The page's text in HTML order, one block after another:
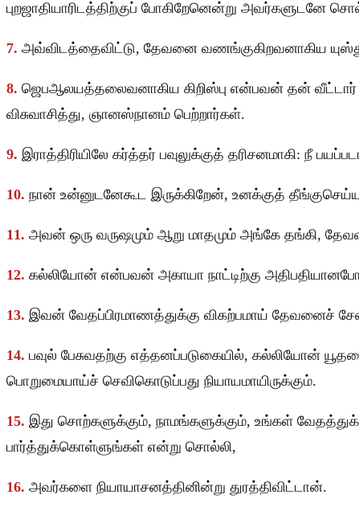
புறஜாதியாரிடத்திற்குப் போகிறேனென்று அவர்களுடனே
7. அவ்விடத்தைவிட்டு, தேவனை வணங்குகிறவனாகிய
8. ஜெபஆலயத்தலைவனாகிய கிறிஸ்பு என்பவன் தன் வீட்டார்
விசுவாசித்து, ஞானஸ்நானம் பெற்றார்கள்.
9. இராத்திரியிலே கர்த்தர் பவுலுக்குத் தரிசனமாகி: நீ
10. நான் உன்னுடனேகூட இருக்கிறேன், உனக்குத்
11. அவன் ஒரு வருஷமும் ஆறு மாதமும் அங்கே தங்கி,
12. கல்லியோன் என்பவன் அகாயா நாட்டிற்கு
13. இவன் வேதப்பிரமாணத்துக்கு விகற்பமாய் தேவனைச்
14. பவுல் பேசுவதற்கு எத்தனப்படுகையில், கல்லியோன்
பொறுமையாய்ச் செவிகொடுப்பது நியாயமாயிருக்கும்.
15. இது சொற்களுக்கும், நாமங்களுக்கும், உங்கள்
பார்த்துக்கொள்ளுங்கள் என்று சொல்லி,
16. அவர்களை நியாயாசனத்தினின்று துரத்திவிட்டான்.